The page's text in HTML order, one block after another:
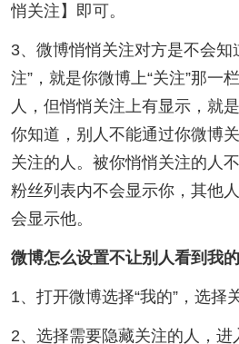
悄关注】即可。
3、微博悄悄关注对方是不会知
注”，就是你微博上“关注”那一
人，但悄悄关注上有显示，就
你知道，别人不能通过你微博
关注的人。被你悄悄关注的人
粉丝列表内不会显示你，其他
会显示他。
微博怎么设置不让别人看到我
1、打开微博选择“我的”，选择
2、选择需要隐藏关注的人，进